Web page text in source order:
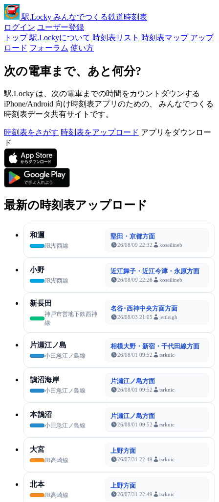
駅.Locky みんなでつくる鉄道時刻表
ログイン ユーザー登録
トップ 駅.Lockyについて 時刻表リスト 時刻表マップ アップ
ロード フォーラム 使い方
次の電車まで、あと何分?
駅.Locky は、次の電車までの時間をカウントダウンする
iPhone/Android 向け時刻表アプリのための、 みんなでつくる
時刻表データ共有サイトです。
時刻表をさがす 時刻表をアップロード アプリをダウンロー
ド
最新の時刻表アップロード
和邇
JR湖西線
堅田・京都方面
26/08/09 22:32 koseilineb
小野
JR湖西線
近江舞子・近江今津・永原方面
26/08/09 22:26 koseilineb
新長田
神戸市営地下鉄西神
線
名谷･西神中央方面方面
26/08/03 21:05 jettleigh
片瀬江ノ島
小田急江ノ島線
相模大野・新宿・千代田線方面
26/08/01 09:52 tsrknic
鵠沼海岸
小田急江ノ島線
片瀬江ノ島方面
26/08/01 09:52 tsrknic
本鵠沼
小田急江ノ島線
片瀬江ノ島方面
26/08/01 09:52 tsrknic
大宮
JR高崎線
上野方面
26/07/31 22:49 tsrknic
北本
JR高崎線
上野方面
26/07/31 22:49 tsrknic